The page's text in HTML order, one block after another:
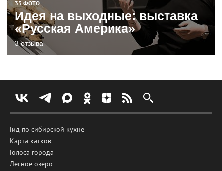
33 ФОТО
Идея на выходные: выставка
«Русская Америка»
3 отзыва
Гид по сибирской кухне
Карта катков
Голоса города
Лесное озеро